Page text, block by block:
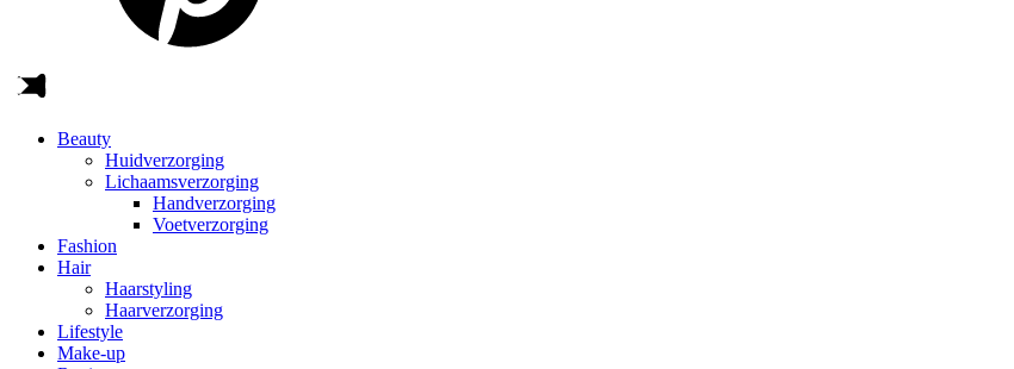
Beauty
Huidverzorging
Lichaamsverzorging
Handverzorging
Voetverzorging
Fashion
Hair
Haarstyling
Haarverzorging
Lifestyle
Make-up